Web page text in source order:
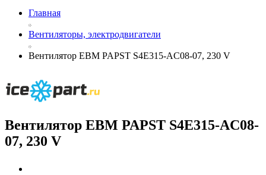
Главная
Вентиляторы, электродвигатели
Вентилятор EBM PAPST S4E315-AC08-07, 230 V
Вентилятор EBM PAPST S4E315-AC08-
07, 230 V